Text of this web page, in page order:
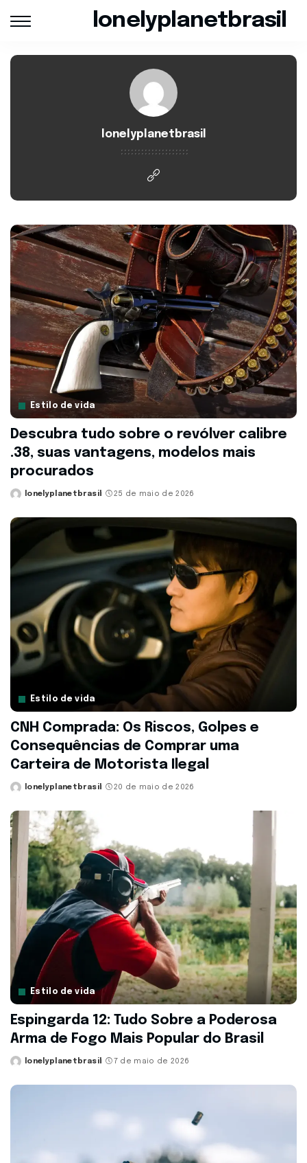
lonelyplanetbrasil
lonelyplanetbrasil
Estilo de vida
Descubra tudo sobre o revólver calibre
.38, suas vantagens, modelos mais
procurados
Posted
lonelyplanetbrasil 25 de maio de 2026
Estilo de vida
CNH Comprada: Os Riscos, Golpes e
Consequências de Comprar uma
Carteira de Motorista Ilegal
Posted
lonelyplanetbrasil 20 de maio de 2026
Estilo de vida
Espingarda 12: Tudo Sobre a Poderosa
Arma de Fogo Mais Popular do Brasil
Posted
lonelyplanetbrasil 7 de maio de 2026